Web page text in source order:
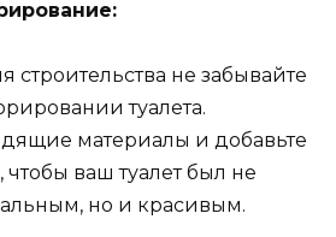
строительства не забывайте
туалета.
материалы и добавьте
ваш туалет был не
но и красивым.